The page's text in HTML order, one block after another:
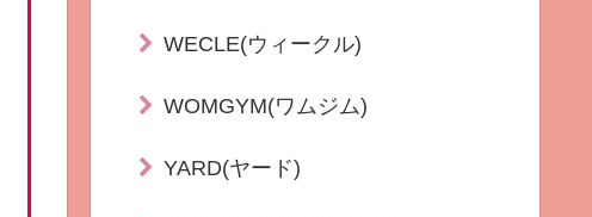
WECLE(ウィークル)
WOMGYM(ワムジム)
YARD(ヤード)